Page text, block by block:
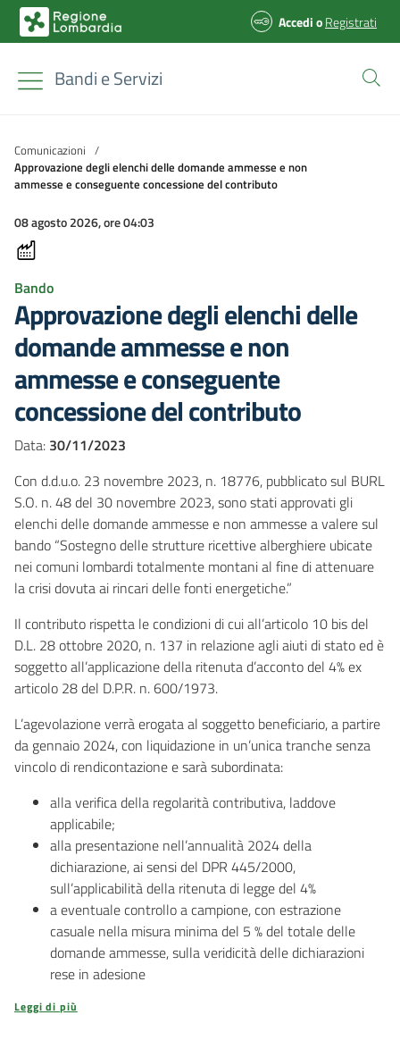
AccedioRegistrati
Bandi e Servizi
Comunicazioni /
Approvazione degli elenchi delle domande ammesse e non
ammesse e conseguente concessione del contributo
08 agosto 2026, ore 04:03
Bando
Approvazione degli elenchi delle
domande ammesse e non
ammesse e conseguente
concessione del contributo
Data: 30/11/2023
Con d.d.u.o. 23 novembre 2023, n. 18776, pubblicato sul BURL
S.O. n. 48 del 30 novembre 2023, sono stati approvati gli
elenchi delle domande ammesse e non ammesse a valere sul
bando “Sostegno delle strutture ricettive alberghiere ubicate
nei comuni lombardi totalmente montani al fine di attenuare
la crisi dovuta ai rincari delle fonti energetiche.”
Il contributo rispetta le condizioni di cui all’articolo 10 bis del
D.L. 28 ottobre 2020, n. 137 in relazione agli aiuti di stato ed è
soggetto all’applicazione della ritenuta d’acconto del 4% ex
articolo 28 del D.P.R. n. 600/1973.
L’agevolazione verrà erogata al soggetto beneficiario, a partire
da gennaio 2024, con liquidazione in un’unica tranche senza
vincolo di rendicontazione e sarà subordinata:
alla verifica della regolarità contributiva, laddove
applicabile;
alla presentazione nell’annualità 2024 della
dichiarazione, ai sensi del DPR 445/2000,
sull’applicabilità della ritenuta di legge del 4%
a eventuale controllo a campione, con estrazione
casuale nella misura minima del 5 % del totale delle
domande ammesse, sulla veridicità delle dichiarazioni
rese in adesione
Leggi di più